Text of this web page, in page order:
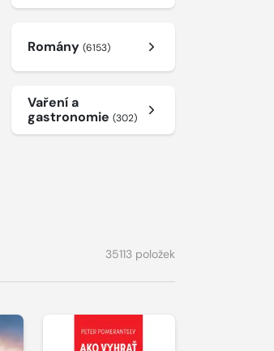
Romány (6153)
Vaření a
gastronomie (302)
35113 položek